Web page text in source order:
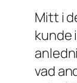
Mitt i
kunde
vad